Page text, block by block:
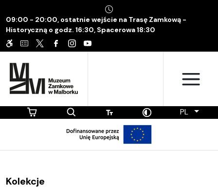
09:00 - 20:00, ostatnie wejście na Trasę Zamkową -
Historyczną o godz. 16:30, Spacerowa 18:30
PL
Kolekcje